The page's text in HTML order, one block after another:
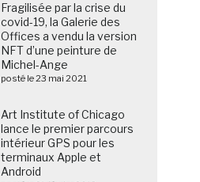
Fragilisée par la crise du
covid-19, la Galerie des
Offices a vendu la version
NFT d’une peinture de
Michel-Ange
posté le 23 mai 2021
Art Institute of Chicago
lance le premier parcours
intérieur GPS pour les
terminaux Apple et
Android